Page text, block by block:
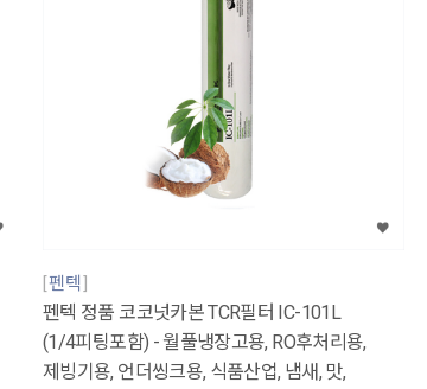
펜텍
펜텍 정품 코코넛카본 TCR필터 IC-101L
(1/4피팅포함) - 월풀냉장고용, RO후처리용,
제빙기용, 언더씽크용, 식품산업, 냄새, 맛,